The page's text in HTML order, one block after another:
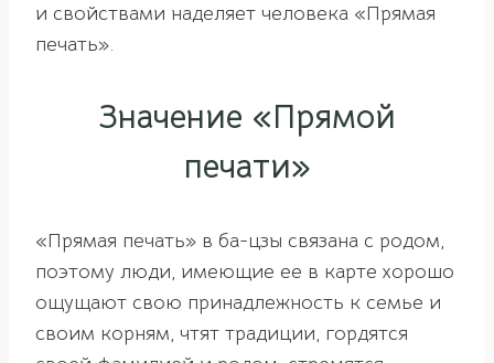
и свойствами наделяет человека «Прямая
печать».
Значение «Прямой
печати»
«Прямая печать» в ба-цзы связана с родом,
поэтому люди, имеющие ее в карте хорошо
ощущают свою принадлежность к семье и
своим корням, чтят традиции, гордятся